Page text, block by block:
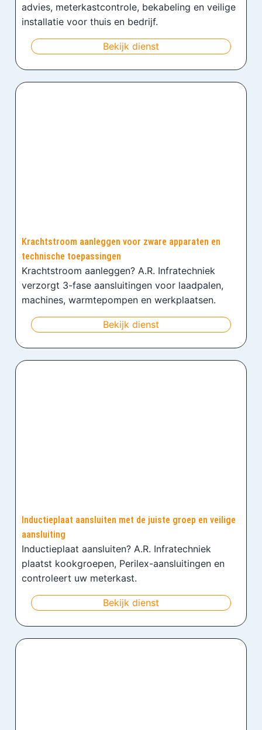
advies, meterkastcontrole, bekabeling en veilige
installatie voor thuis en bedrijf.
Bekijk dienst
Krachtstroom aanleggen voor zware apparaten en
technische toepassingen
Krachtstroom aanleggen? A.R. Infratechniek
verzorgt 3-fase aansluitingen voor laadpalen,
machines, warmtepompen en werkplaatsen.
Bekijk dienst
Inductieplaat aansluiten met de juiste groep en veilige
aansluiting
Inductieplaat aansluiten? A.R. Infratechniek
plaatst kookgroepen, Perilex-aansluitingen en
controleert uw meterkast.
Bekijk dienst